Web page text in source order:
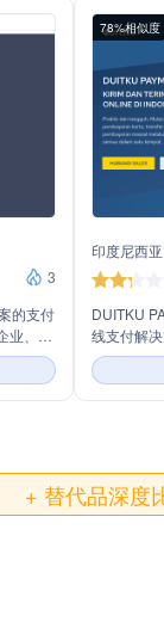
3
的支付
业、中
付方
任务，
提
78%相似度
印度尼西亚
DUITKU
线支付解
包括虚拟
售店支付
资金分配
+ 替代品深度